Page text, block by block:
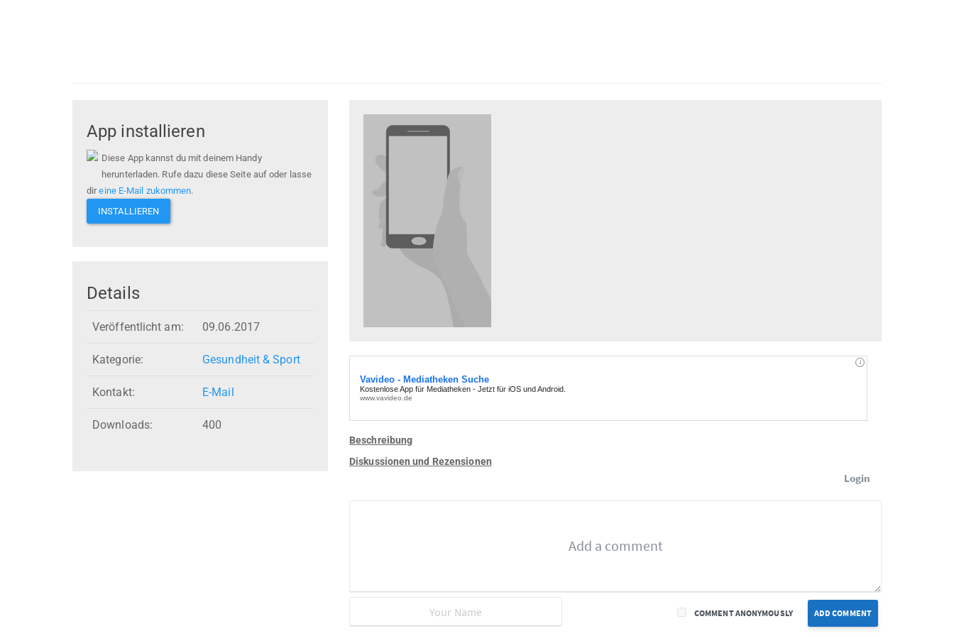
App installieren
Diese App kannst du mit deinem Handy
herunterladen. Rufe dazu diese Seite auf oder lasse
direine E-Mail zukommen.
INSTALLIEREN
Details
Veröffentlicht am: 09.06.2017
Kategorie: Gesundheit & Sport
Kontakt: E-Mail
Downloads: 400
Beschreibung
Diskussionen und Rezensionen
Login
ADD COMMENT
COMMENT ANONYMOUSLY